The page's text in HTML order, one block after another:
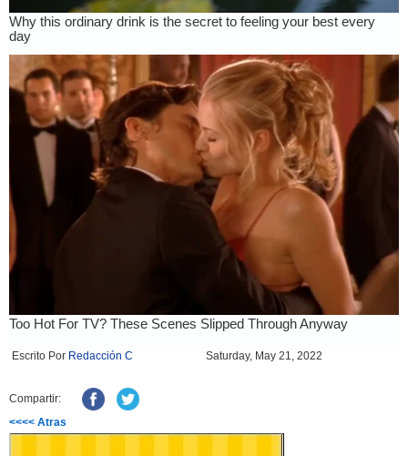
Escrito Por Redacción C Saturday, May 21, 2022
Compartir:
<<<< Atras